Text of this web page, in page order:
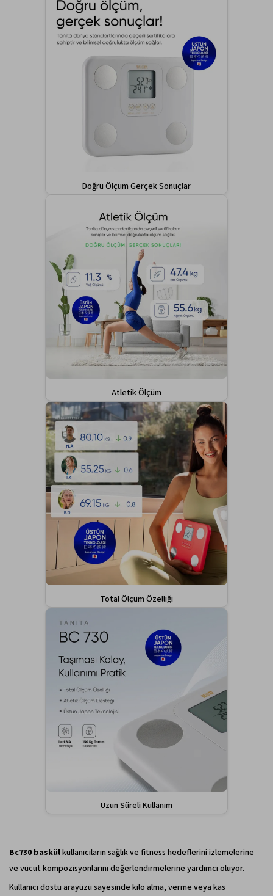
Doğru Ölçüm Gerçek Sonuçlar
Atletik Ölçüm
Total Ölçüm Özelliği
Uzun Süreli Kullanım
Bc730 baskülkullanıcıların sağlık ve fitness hedeflerini izlemelerine
ve vücut kompozisyonlarını değerlendirmelerine yardımcı oluyor.
Kullanıcı dostu arayüzü sayesinde kilo alma, verme veya kas